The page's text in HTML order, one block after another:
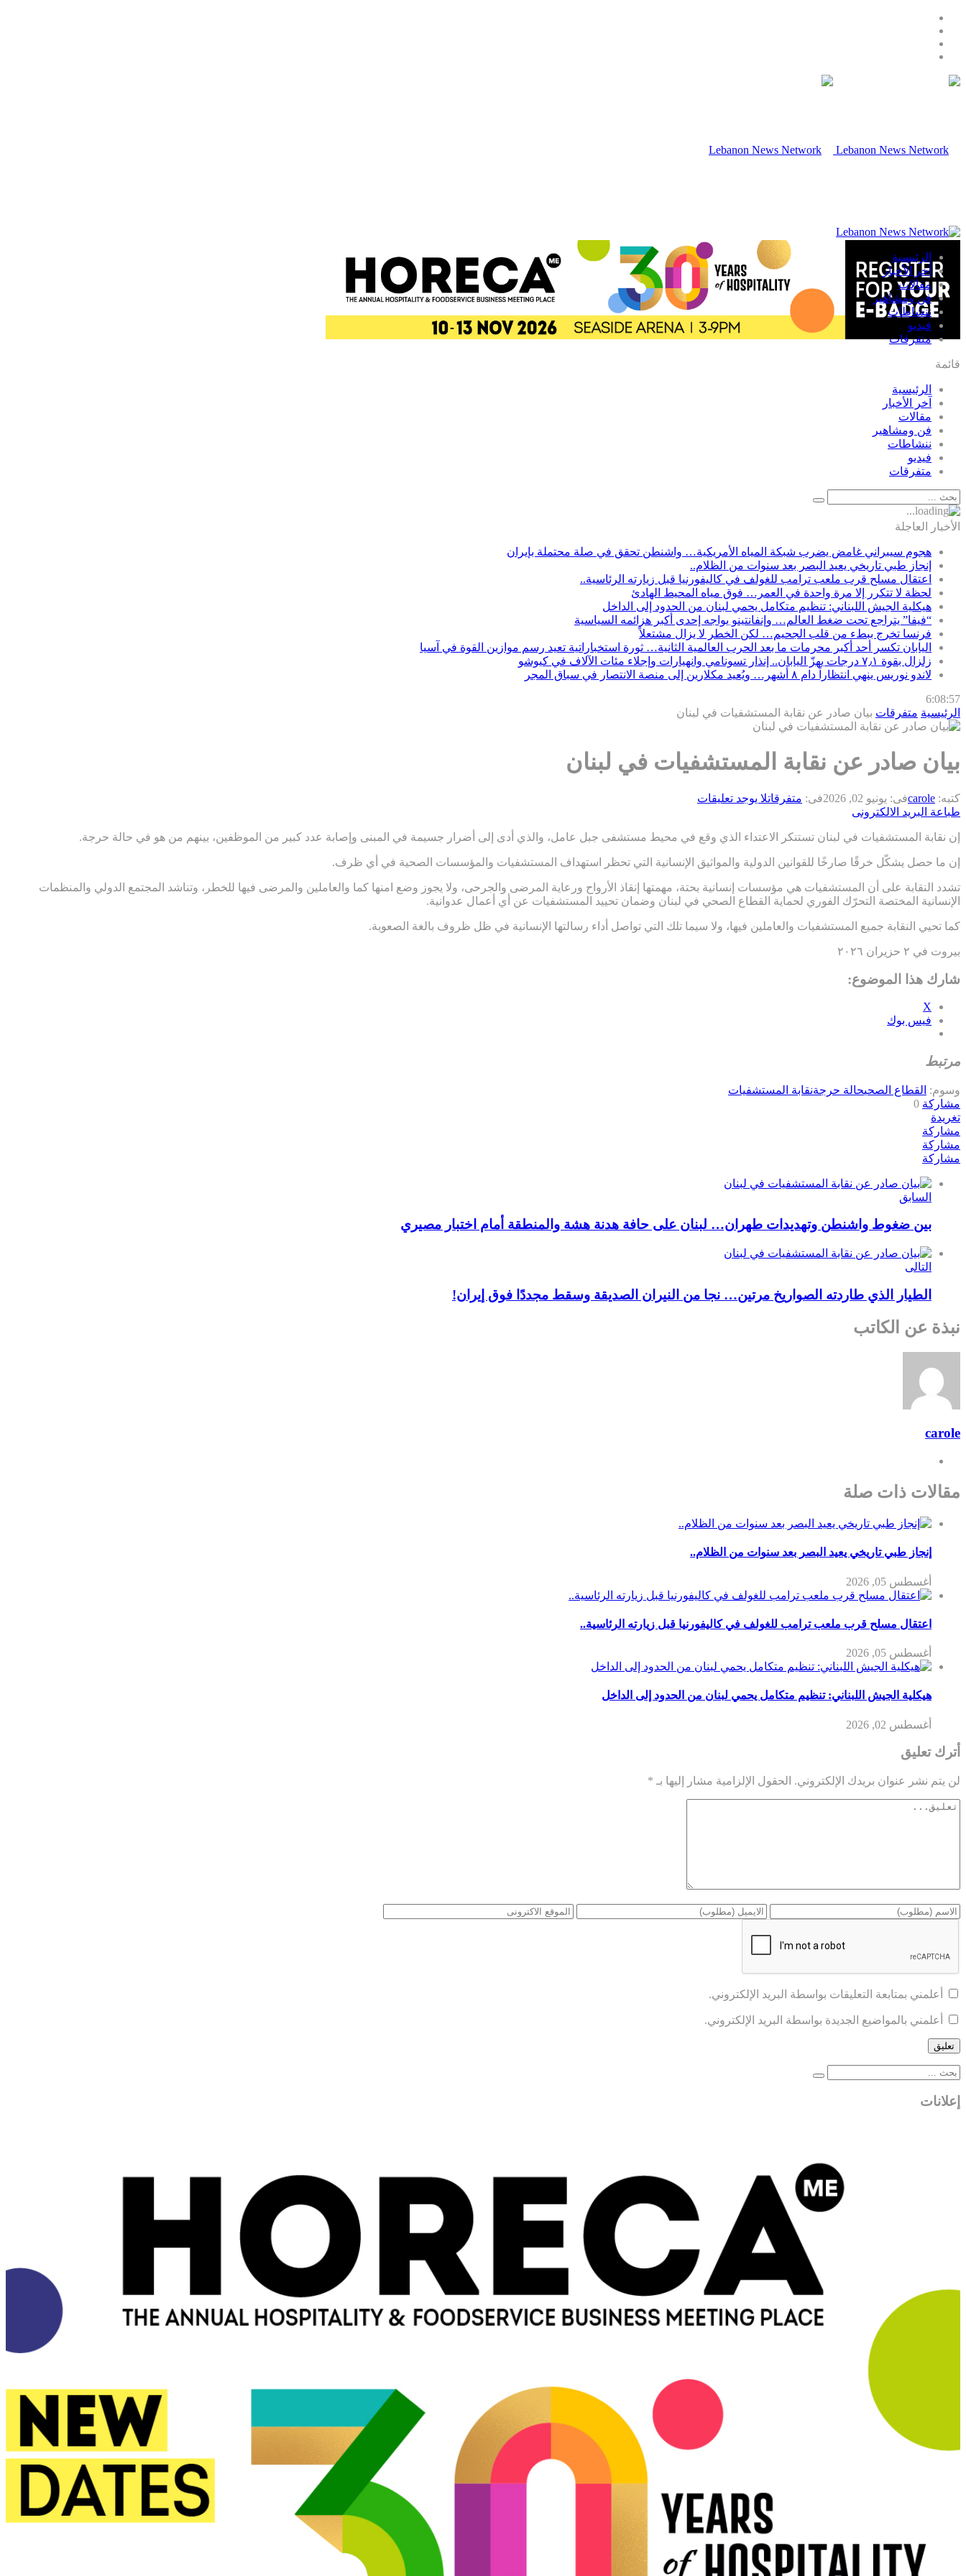
الرئيسية
آخر الأخبار
مقالات
فن ومشاهير
ننشاطات
فيديو
متفرقات
قائمة
الرئيسية
آخر الأخبار
مقالات
فن ومشاهير
ننشاطات
فيديو
متفرقات
الأخبار العاجلة
هجوم سيبراني غامض يضرب شبكة المياه الأمريكية… واشنطن تحقق في صلة محتملة بإيران
إنجاز طبي تاريخي يعيد البصر بعد سنوات من الظلام..
اعتقال مسلح قرب ملعب ترامب للغولف في كاليفورنيا قبل زيارته الرئاسية..
لحظة لا تتكرر إلا مرة واحدة في العمر… فوق مياه المحيط الهادئ
هيكلية الجيش اللبناني: تنظيم متكامل يحمي لبنان من الحدود إلى الداخل
“فيفا” يتراجع تحت ضغط العالم… وإنفانتينو يواجه إحدى أكبر هزائمه السياسية
فرنسا تخرج ببطء من قلب الجحيم… لكن الخطر لا يزال مشتعلاً
اليابان تكسر أحد أكبر محرمات ما بعد الحرب العالمية الثانية… ثورة استخباراتية تعيد رسم موازين القوة في آسيا
زلزال بقوة ٧٫١ درجات يهزّ اليابان.. إنذار تسونامي وانهيارات وإجلاء مئات الآلاف في كيوشو
لاندو نوريس ينهي انتظاراً دام ٨ أشهر… ويُعيد مكلارين إلى منصة الانتصار في سباق المجر
6:08:59
الرئيسية متفرقات بيان صادر عن نقابة المستشفيات في لبنان
بيان صادر عن نقابة المستشفيات في لبنان
كتبه: caroleفى: يونيو 02, 2026 فى: متفرقاتلا يوجد تعليقات
طباعة البريد الالكترونى
إن نقابة المستشفيات في لبنان تستنكر الاعتداء الذي وقع في محيط مستشفى جبل عامل، والذي أدى إلى أضرار جسيمة في المبنى وإصابة عدد كبير من الموظفين، بينهم من هو في حالة حرجة.
إن ما حصل يشكّل خرقًا صارخًا للقوانين الدولية والمواثيق الإنسانية التي تحظر استهداف المستشفيات والمؤسسات الصحية في أي ظرف.
تشدد النقابة على أن المستشفيات هي مؤسسات إنسانية بحتة، مهمتها إنقاذ الأرواح ورعاية المرضى والجرحى، ولا يجوز وضع امنها كما والعاملين والمرضى فيها للخطر، وتناشد المجتمع الدولي والمنظمات
الإنسانية المختصة التحرّك الفوري لحماية القطاع الصحي في لبنان وضمان تحييد المستشفيات عن أي أعمال عدوانية.
كما تحيي النقابة جميع المستشفيات والعاملين فيها، ولا سيما تلك التي تواصل أداء رسالتها الإنسانية في ظل ظروف بالغة الصعوبة.
بيروت في ٢ حزيران ٢٠٢٦
شارك هذا الموضوع:
X
فيس بوك
مرتبط
وسوم: القطاع الصحيحالة حرجةنقابة المستشفيات
مشاركة 0
تغريدة
مشاركة
مشاركة
مشاركة
السابق
بين ضغوط واشنطن وتهديدات طهران… لبنان على حافة هدنة هشة والمنطقة أمام اختبار مصيري
التالى
الطيار الذي طاردته الصواريخ مرتين… نجا من النيران الصديقة وسقط مجددًا فوق إيران!
نبذة عن الكاتب
carole
مقالات ذات صلة
إنجاز طبي تاريخي يعيد البصر بعد سنوات من الظلام..
أغسطس 05, 2026
اعتقال مسلح قرب ملعب ترامب للغولف في كاليفورنيا قبل زيارته الرئاسية..
أغسطس 05, 2026
هيكلية الجيش اللبناني: تنظيم متكامل يحمي لبنان من الحدود إلى الداخل
أغسطس 02, 2026
أترك تعليق
لن يتم نشر عنوان بريدك الإلكتروني. الحقول الإلزامية مشار إليها بـ *
أعلمني بمتابعة التعليقات بواسطة البريد الإلكتروني.
أعلمني بالمواضيع الجديدة بواسطة البريد الإلكتروني.
إعلانات